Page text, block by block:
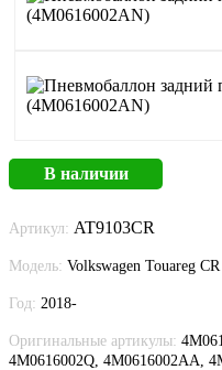
В наличии
Артикул: AT9103CR
Модель: Volkswagen Touareg CR
Год: 2018-
Оригинальные артикулы:
4M0616002Q, 4M0616002AA,